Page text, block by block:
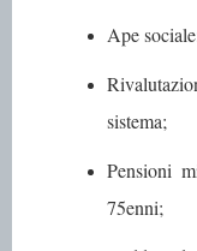
Ape sociale
sistema;
Pensioni
75enni;